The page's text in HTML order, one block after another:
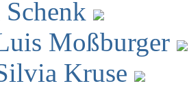
Moßburger
Kruse